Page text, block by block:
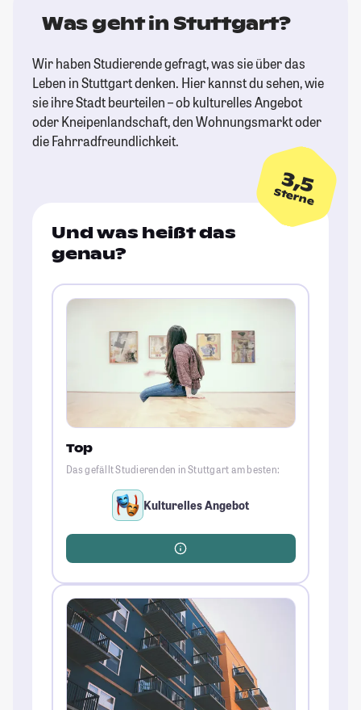
Was geht in Stuttgart?
Wir haben Studierende gefragt, was sie über das
Leben in Stuttgart denken. Hier kannst du sehen, wie
sie ihre Stadt beurteilen – ob kulturelles Angebot
oder Kneipenlandschaft, den Wohnungsmarkt oder
die Fahrradfreundlichkeit.
3,5
Sterne
Und was heißt das
genau?
Top
Das gefällt Studierenden in Stuttgart am besten:
Kulturelles Angebot